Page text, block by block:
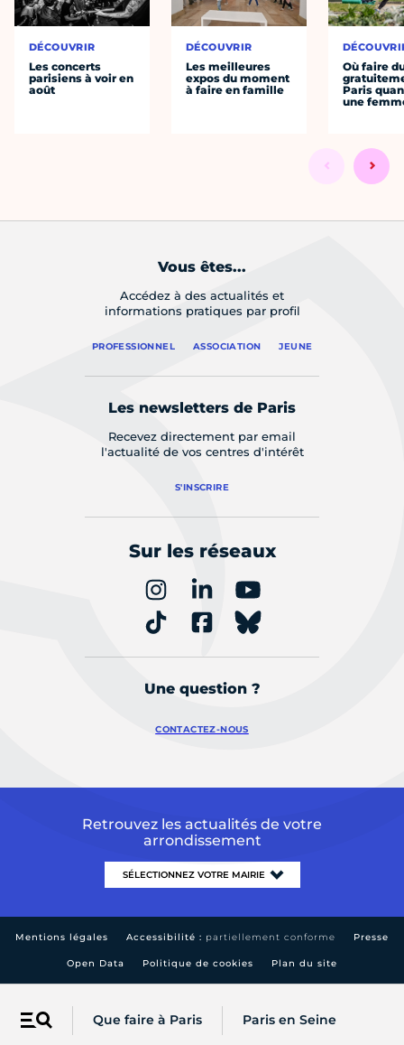
Menu Que faire à Paris Paris en Seine
DÉCOUVRIR
Les concerts
parisiens à voir en
août
DÉCOUVRIR
Les meilleures
expos du moment
à faire en famille
Où faire
Paris
une
Vous êtes...
Accédez à des actualités et
informations pratiques par profil
PROFESSIONNEL ASSOCIATION JEUNE
Les newsletters de Paris
Recevez directement par email
l'actualité de vos centres d'intérêt
S'INSCRIRE
Sur les réseaux
Une question ?
CONTACTEZ-NOUS
Retrouvez les actualités de votre
arrondissement
Mentions légales Accessibilité : partiellement conforme Presse
Open Data Politique de cookies Plan du site